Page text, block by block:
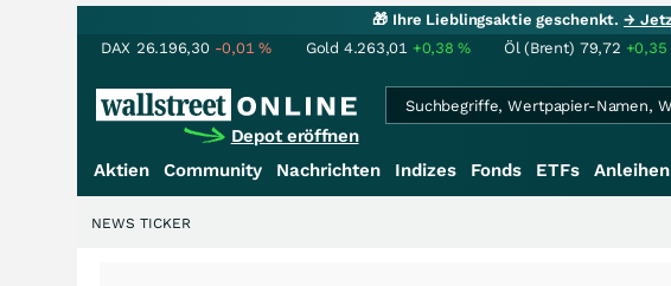
🎁 Ihre Lieblingsaktie geschenkt.→
DAX 26.196,30 -0,01% Gold 4.263,01 +0,38% Öl (Brent) 79,72 +0,35
Depot eröffnen
Aktien Community Nachrichten Indizes Fonds ETFs Anleihen
NEWS TICKER